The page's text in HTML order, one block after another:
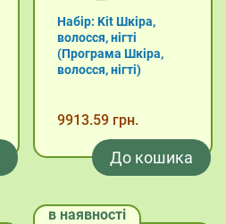
Набір: Kit Шкіра,
волосся, нігті
(Програма Шкіра,
волосся, нігті)
9913.59 грн.
До кошика
в наявності